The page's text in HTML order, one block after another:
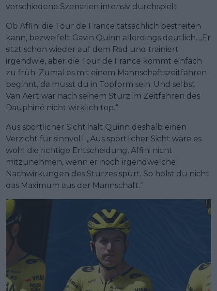
verschiedene Szenarien intensiv durchspielt.
Ob Affini die Tour de France tatsächlich bestreiten
kann, bezweifelt Gavin Quinn allerdings deutlich. „Er
sitzt schon wieder auf dem Rad und trainiert
irgendwie, aber die Tour de France kommt einfach
zu früh. Zumal es mit einem Mannschaftszeitfahren
beginnt, da musst du in Topform sein. Und selbst
Van Aert war nach seinem Sturz im Zeitfahren des
Dauphiné nicht wirklich top.“
Aus sportlicher Sicht hält Quinn deshalb einen
Verzicht für sinnvoll. „Aus sportlicher Sicht wäre es
wohl die richtige Entscheidung, Affini nicht
mitzunehmen, wenn er noch irgendwelche
Nachwirkungen des Sturzes spürt. So holst du nicht
das Maximum aus der Mannschaft.“